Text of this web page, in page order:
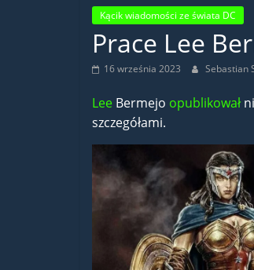
Kącik wiadomości ze świata DC
Prace Lee
16 września 2023 Sebastian
Lee Bermejo opublikował
szczegółami.